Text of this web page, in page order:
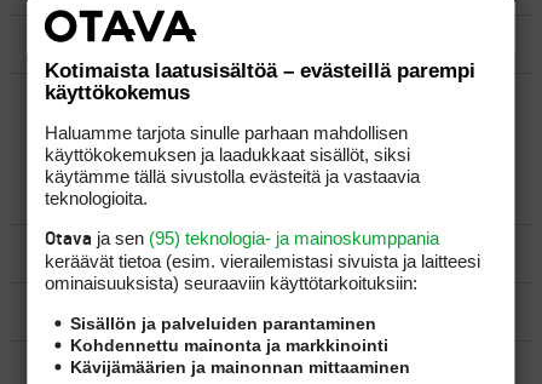
OHJEET
UUSIMMAT VIESTIKETJUT
YLEISTÄ
VÄLINEET
MATKAILU
KILPAGOLF & HARJOITTELU
Kotimaista laatusisältöä – evästeillä parempi
käyttökokemus
Haluamme tarjota sinulle parhaan mahdollisen
käyttökokemuksen ja laadukkaat sisällöt, siksi
käytämme tällä sivustolla evästeitä ja vastaavia
teknologioita.
Otava ja sen (95) teknologia- ja mainoskumppania
keräävät tietoa (esim. vierailemis­tasi sivuista ja laitteesi
ominaisuuk­sista) seuraaviin käyttötarkoituksiin:
Sisällön ja palveluiden parantaminen
Kohdennettu mainonta ja markkinointi
Kävijämäärien ja mainonnan mittaaminen